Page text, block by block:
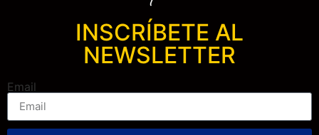
INSCRÍBETE AL
NEWSLETTER
Email